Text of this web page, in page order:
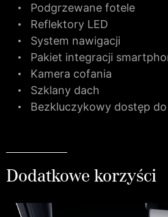
Podgrzewane fotele
Reflektory LED
System nawigacji
Pakiet integracji
Kamera cofania
Szklany dach
Bezkluczykowy dostęp
Dodatkowe korzyści